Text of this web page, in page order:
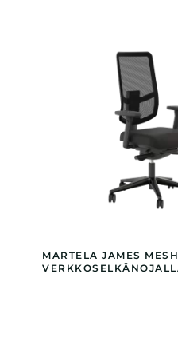
MARTELA JAMES